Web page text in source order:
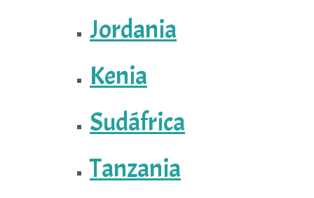
Jordania
Kenia
Sudáfrica
Tanzania